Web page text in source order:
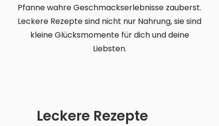
Pfanne wahre Geschmackserlebnisse zauberst.
Leckere Rezepte sind nicht nur Nahrung, sie sind
kleine Glücksmomente für dich und deine
Liebsten.
Leckere Rezepte